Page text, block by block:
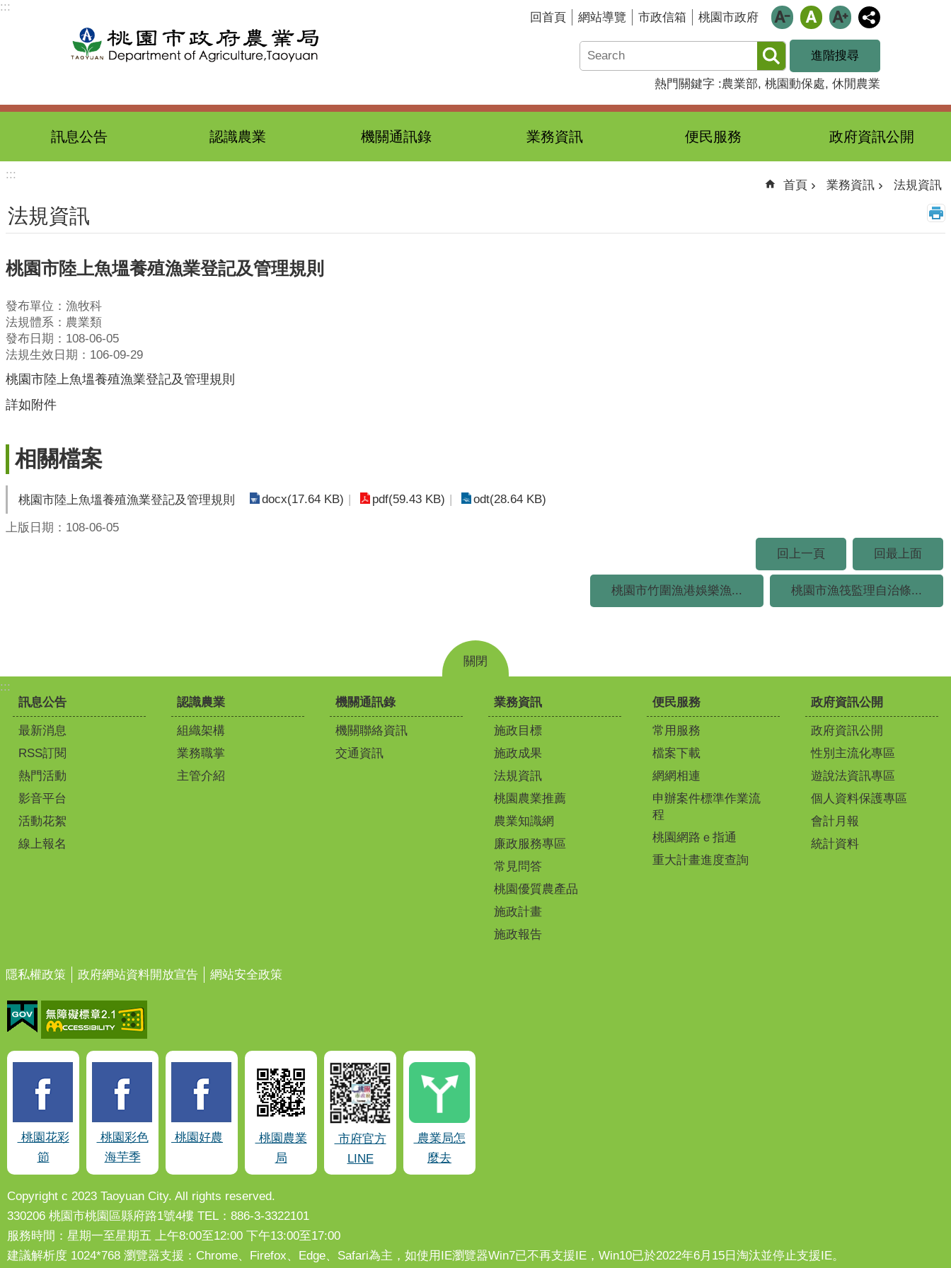
跳到主要內容區塊
:::
回首頁 網站導覽 市政信箱 桃園市政府
進階搜尋
熱門關鍵字 農業部 桃園動保處 休閒農業
訊息公告 認識農業 機關通訊錄 業務資訊 便民服務 政府資訊公開
:::
首頁 業務資訊 法規資訊
法規資訊
桃園市陸上魚塭養殖漁業登記及管理規則
發布單位：漁牧科
法規體系：農業類
發布日期：108-06-05
法規生效日期：106-09-29
桃園市陸上魚塭養殖漁業登記及管理規則
詳如附件
相關檔案
桃園市陸上魚塭養殖漁業登記及管理規則 docx(17.64 KB) pdf(59.43 KB) odt(28.64 KB)
上版日期：108-06-05
回上一頁
回最上面
桃園市竹圍漁港娛樂漁... 桃園市漁筏監理自治條...
關閉
:::
訊息公告
最新消息
RSS訂閱
熱門活動
影音平台
活動花絮
線上報名
認識農業
組織架構
業務職掌
主管介紹
機關通訊錄
機關聯絡資訊
交通資訊
業務資訊
施政目標
施政成果
法規資訊
桃園農業推薦
農業知識網
廉政服務專區
常見問答
桃園優質農產品
施政計畫
施政報告
便民服務
常用服務
檔案下載
網網相連
申辦案件標準作業流
程
桃園網路ｅ指通
重大計畫進度查詢
政府資訊公開
政府資訊公開
性別主流化專區
遊說法資訊專區
個人資料保護專區
會計月報
統計資料
隱私權政策 政府網站資料開放宣告 網站安全政策
桃園花彩
節
桃園彩色
海芋季
桃園好農
桃園農業
局
市府官方
LINE
農業局怎
麼去
Copyright c 2023 Taoyuan City. All rights reserved.
330206 桃園市桃園區縣府路1號4樓 TEL：886-3-3322101
服務時間：星期一至星期五 上午8:00至12:00 下午13:00至17:00
建議解析度 1024*768 瀏覽器支援：Chrome、Firefox、Edge、Safari為主，如使用IE瀏覽器Win7已不再支援IE，Win10已於2022年6月15日淘汰並停止支援IE。